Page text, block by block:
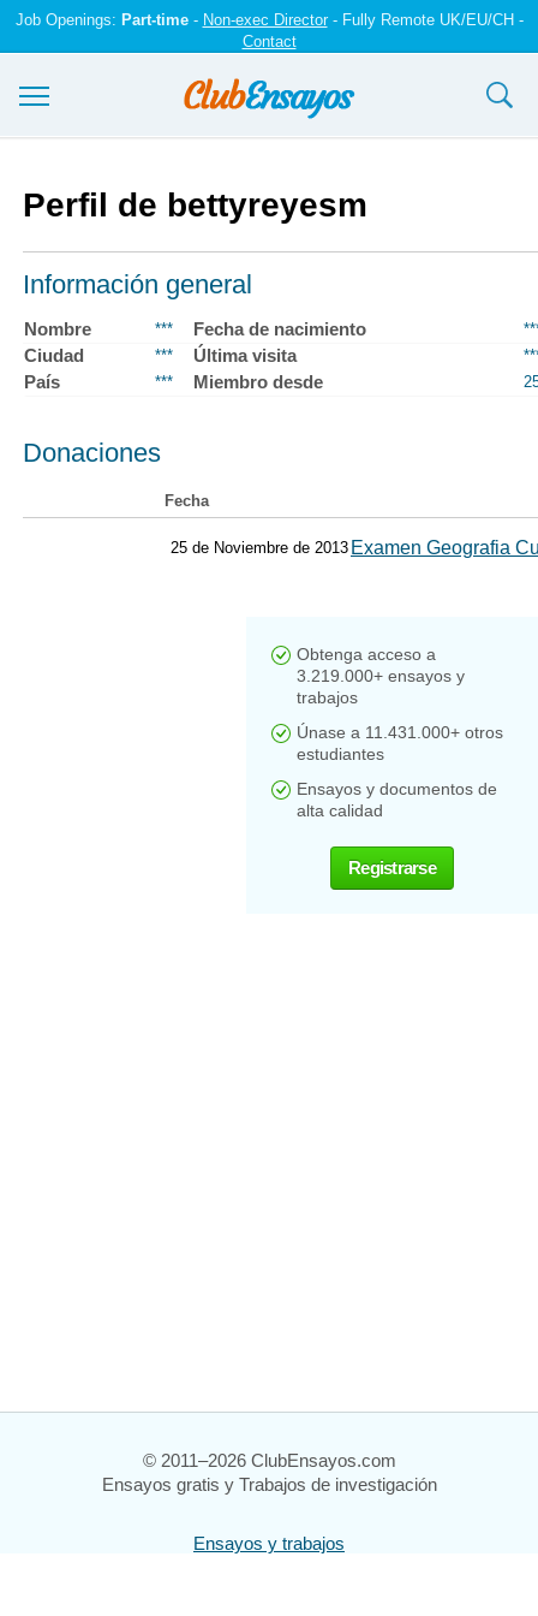
Job Openings: Part-time- Non-exec Director- Fully Remote UK/EU/CH -
Contact
Registrarse
Iniciar sesión
Contáctenos
Perfil de bettyreyesm
Información general
Nombre *** Fecha de nacimiento
Ciudad *** Última visita
País *** Miembro desde
Donaciones
Fecha
25 de Noviembre de 2013 Examen Geografia
Obtenga acceso a
3.219.000+ ensayos y
trabajos
Únase a 11.431.000+ otros
estudiantes
Ensayos y documentos de
alta calidad
Registrarse
© 2011–2026 ClubEnsayos.com
Ensayos gratis y Trabajos de investigación
Ensayos y trabajos